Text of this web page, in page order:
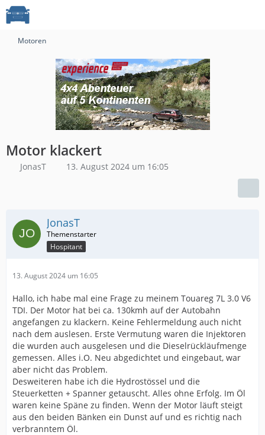
Motoren
Motor klackert
JonasT 13. August 2024 um 16:05
JonasT
Hospitant
13. August 2024 um 16:05
Hallo, ich habe mal eine Frage zu meinem Touareg 7L 3.0 V6
TDI. Der Motor hat bei ca. 130kmh auf der Autobahn
angefangen zu klackern. Keine Fehlermeldung auch nicht
nach dem auslesen. Erste Vermutung waren die Injektoren
die wurden auch ausgelesen und die Dieselrückläufmenge
gemessen. Alles i.O. Neu abgedichtet und eingebaut, war
aber nicht das Problem.
Desweiteren habe ich die Hydrostössel und die
Steuerketten + Spanner getauscht. Alles ohne Erfolg. Im Öl
waren keine Späne zu finden. Wenn der Motor läuft steigt
aus den beiden Bänken ein Dunst auf und es richtig nach
verbranntem Öl.